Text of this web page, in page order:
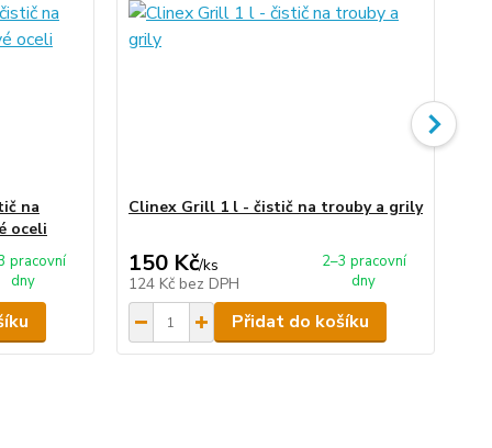
na
oceli
pracovní
dny
Clinex Grill 1 l - čistič na trouby a grily
150 Kč/ks
124 Kč bez DPH
2–3 pracovní
dny
Přidat do košíku